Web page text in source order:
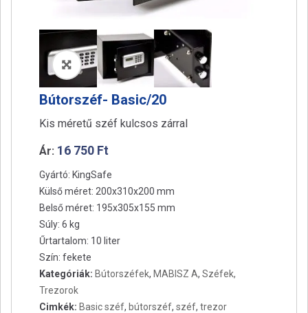
🔍
Bútorszéf- Basic/20
Kis méretű széf kulcsos zárral
Ár: 16 750 Ft
Gyártó: KingSafe
Külső méret: 200x310x200 mm
Belső méret: 195x305x155 mm
Súly: 6 kg
Űrtartalom: 10 liter
Szín: fekete
Kategóriák: Bútorszéfek, MABISZ A, Széfek,
Trezorok
Cimkék: Basic széf, bútorszéf, széf, trezor